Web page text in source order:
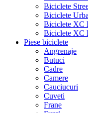
Biciclete
Biciclete
Biciclete XC
Biciclete XC
Piese biciclete
Angrenaje
Butuci
Cadre
Camere
Cauciucuri
Cuveti
Frane